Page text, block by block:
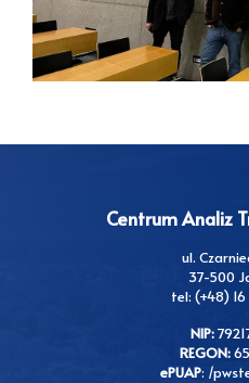
Centrum Analiz
ul.
37-500
tel: (+48)
NIP:
REGON:
ePUAP: /